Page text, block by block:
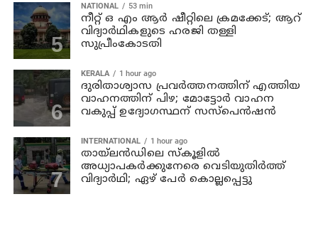
NATIONAL 53 min
നീറ്റ് ഒ എം ആര്‍ ഷീറ്റിലെ ക്രമക്കേട്; ആറ്
വിദ്യാര്‍ഥികളുടെ ഹരജി തള്ളി
സുപ്രീംകോടതി
KERALA 1 hour ago
ദുരിതാശ്വാസ പ്രവര്‍ത്തനത്തിന് എത്തിയ
വാഹനത്തിന് പിഴ; മോട്ടോര്‍ വാഹന
വകുപ്പ് ഉദ്യോഗസ്ഥന്‌ സസ്‌പെന്‍ഷന്‍
INTERNATIONAL 1 hour ago
തായ്‌ലന്‍ഡിലെ സ്കൂളിൽ
അധ്യാപകര്‍ക്കുനേരെ വെടിയുതിർത്ത്
വിദ്യാർഥി; ഏഴ് പേര്‍ കൊല്ലപ്പെട്ടു